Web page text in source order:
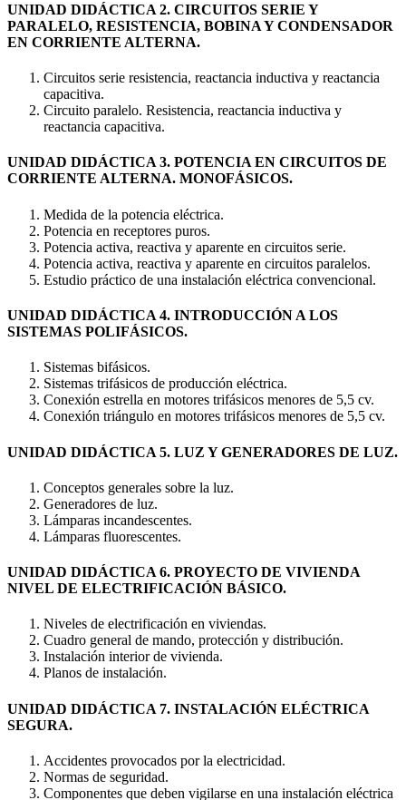
UNIDAD DIDÁCTICA 2. CIRCUITOS SERIE Y
PARALELO, RESISTENCIA, BOBINA Y CONDENSADOR
EN CORRIENTE ALTERNA.
Circuitos serie resistencia, reactancia inductiva y reactancia
capacitiva.
Circuito paralelo. Resistencia, reactancia inductiva y
reactancia capacitiva.
UNIDAD DIDÁCTICA 3. POTENCIA EN CIRCUITOS DE
CORRIENTE ALTERNA. MONOFÁSICOS.
Medida de la potencia eléctrica.
Potencia en receptores puros.
Potencia activa, reactiva y aparente en circuitos serie.
Potencia activa, reactiva y aparente en circuitos paralelos.
Estudio práctico de una instalación eléctrica convencional.
UNIDAD DIDÁCTICA 4. INTRODUCCIÓN A LOS
SISTEMAS POLIFÁSICOS.
Sistemas bifásicos.
Sistemas trifásicos de producción eléctrica.
Conexión estrella en motores trifásicos menores de 5,5 cv.
Conexión triángulo en motores trifásicos menores de 5,5 cv.
UNIDAD DIDÁCTICA 5. LUZ Y GENERADORES DE LUZ.
Conceptos generales sobre la luz.
Generadores de luz.
Lámparas incandescentes.
Lámparas fluorescentes.
UNIDAD DIDÁCTICA 6. PROYECTO DE VIVIENDA
NIVEL DE ELECTRIFICACIÓN BÁSICO.
Niveles de electrificación en viviendas.
Cuadro general de mando, protección y distribución.
Instalación interior de vivienda.
Planos de instalación.
UNIDAD DIDÁCTICA 7. INSTALACIÓN ELÉCTRICA
SEGURA.
Accidentes provocados por la electricidad.
Normas de seguridad.
Componentes que deben vigilarse en una instalación eléctrica